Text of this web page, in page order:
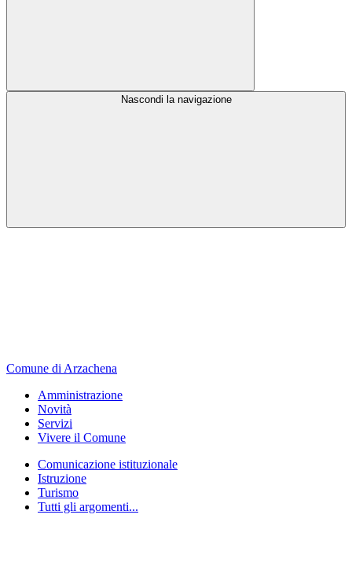
Nascondi la navigazione
Comune di Arzachena
Amministrazione
Novità
Servizi
Vivere il Comune
Comunicazione istituzionale
Istruzione
Turismo
Tutti gli argomenti...